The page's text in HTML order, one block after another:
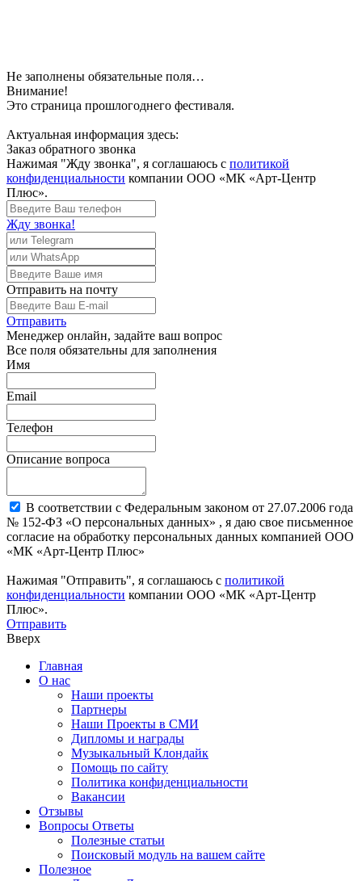
Не заполнены обязательные поля…
Внимание!
Это страница прошлогоднего фестиваля.
Актуальная информация здесь:
Заказ обратного звонка
Нажимая "Жду звонка", я соглашаюсь с политикой
конфиденциальности компании ООО «МК «Арт-Центр
Плюс».
Жду звонка!
Отправить на почту
Отправить
Менеджер онлайн, задайте ваш вопрос
Все поля обязательны для заполнения
Имя
Email
Телефон
Описание вопроса
В соответствии с Федеральным законом от 27.07.2006 года
№ 152-ФЗ «О персональных данных» , я даю свое письменное
согласие на обработку персональных данных компанией ООО
«МК «Арт-Центр Плюс»
Нажимая "Отправить", я соглашаюсь с политикой
конфиденциальности компании ООО «МК «Арт-Центр
Плюс».
Отправить
Вверх
Главная
О нас
Наши проекты
Партнеры
Наши Проекты в СМИ
Дипломы и награды
Музыкальный Клондайк
Помощь по сайту
Политика конфиденциальности
Вакансии
Отзывы
Вопросы Ответы
Полезные статьи
Поисковый модуль на вашем сайте
Полезное